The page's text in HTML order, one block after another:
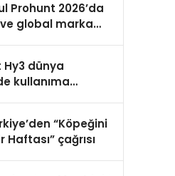
Prohunt 2026’da
global marka
dünya
kullanıma
“Köpeğini
Haftası” çağrısı